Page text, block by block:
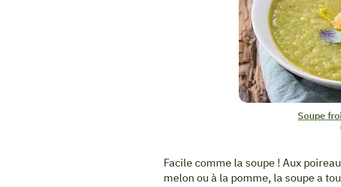
Soupe
Facile comme la soupe ! Aux
melon ou à la pomme, la soupe a